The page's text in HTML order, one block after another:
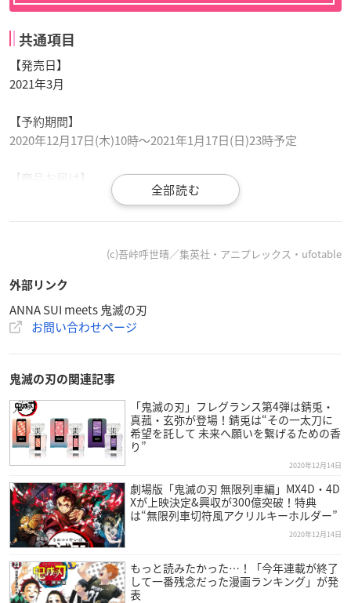
共通項目
【発売日】
2021年3月
【予約期間】
2020年12月17日(木)10時～2021年1月17日(日)23時予定
【商品お届け】
2021年3月予定／アクセサリーは2021年6月予定
鬼滅の刃×ANNA SUI バッグ
【価格】
30,800円（税込）
【種類】
竈門禰豆子／胡蝶姉妹
【商品サイズ】
幅約28cm,高さ約20cm,奥行約12cm
【商品素材】
ナイロン／合成皮革
(c)吾峠呼世晴／集英社・アニプレックス・ufotable
外部リンク
ANNA SUI meets 鬼滅の刃
お問い合わせページ
鬼滅の刃の関連記事
「鬼滅の刃」フレグランス第4弾は錆兎・
真菰・玄弥が登場！錆兎は“その一太刀に
希望を託して 未来へ願いを繋げるための香
り”
2020年12月14日
劇場版「鬼滅の刃 無限列車編」MX4D・4D
Xが上映決定&興収が300億突破！特典
は“無限列車切符風アクリルキーホルダー”
2020年12月14日
もっと読みたかった…！「今年連載が終了
して一番残念だった漫画ランキング」が発
表